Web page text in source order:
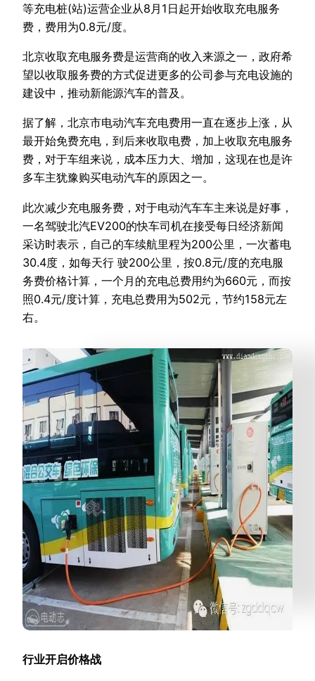
等充电桩(站)运营企业从8月1日起开始收取充电服务
费，费用为0.8元/度。
北京收取充电服务费是运营商的收入来源之一，政府希
望以收取服务费的方式促进更多的公司参与充电设施的
建设中，推动新能源汽车的普及。
据了解，北京市电动汽车充电费用一直在逐步上涨，从
最开始免费充电，到后来收取电费，加上收取充电服务
费，对于车组来说，成本压力大、增加，这现在也是许
多车主犹豫购买电动汽车的原因之一。
此次减少充电服务费，对于电动汽车车主来说是好事，
一名驾驶北汽EV200的快车司机在接受每日经济新闻
采访时表示，自己的车续航里程为200公里，一次蓄电
30.4度，如每天行 驶200公里，按0.8元/度的充电服
务费价格计算，一个月的充电总费用约为660元，而按
照0.4元/度计算，充电总费用为502元，节约158元左
右。
行业开启价格战